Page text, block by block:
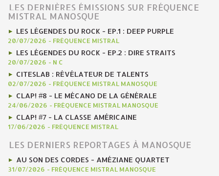
LES DERNIÈRES ÉMISSIONS SUR FRÉQUENCE
MISTRAL MANOSQUE
LES LÉGENDES DU ROCK - EP.1 : DEEP PURPLE
20/07/2026 - FRÉQUENCE MISTRAL
LES LÉGENDES DU ROCK - EP.2 : DIRE STRAITS
20/07/2026 - N C
CITESLAB : RÉVÉLATEUR DE TALENTS
02/07/2026 - FRÉQUENCE MISTRAL MANOSQUE
CLAP! #8 - LE MÉCANO DE LA GÉNÉRALE
24/06/2026 - FRÉQUENCE MISTRAL MANOSQUE
CLAP! #7 - LA CLASSE AMÉRICAINE
17/06/2026 - FRÉQUENCE MISTRAL
LES DERNIERS REPORTAGES À MANOSQUE
AU SON DES CORDES - AMÉZIANE QUARTET
31/07/2026 - FRÉQUENCE MISTRAL MANOSQUE